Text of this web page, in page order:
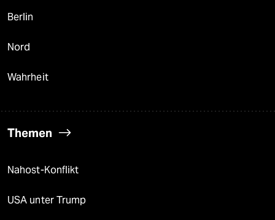
Berlin
Nord
Wahrheit
Themen
Nahost-Konflikt
USA unter Trump